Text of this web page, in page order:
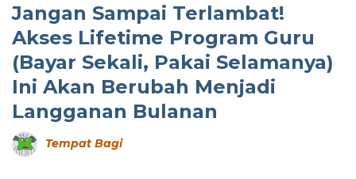
Jangan Sampai Terlambat!
Akses Lifetime Program Guru
(Bayar Sekali, Pakai Selamanya)
Ini Akan Berubah Menjadi
Langganan Bulanan
Tempat Bagi